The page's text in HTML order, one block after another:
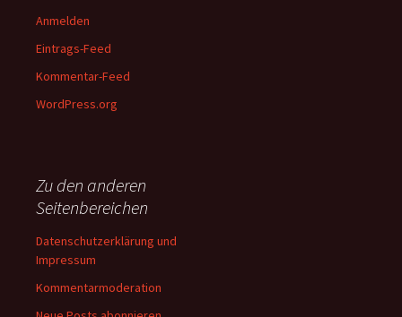
Anmelden
Eintrags-Feed
Kommentar-Feed
WordPress.org
Zu den anderen
Seitenbereichen
Datenschutzerklärung und
Impressum
Kommentarmoderation